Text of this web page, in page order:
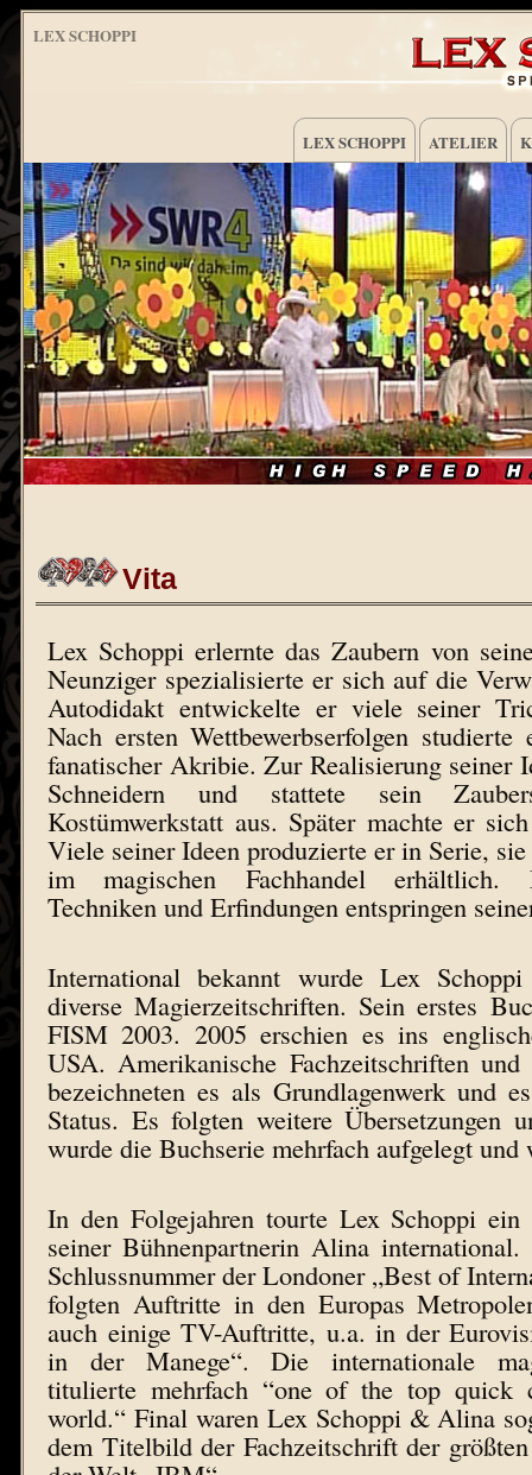
LEX SCHOPPI
LEX SCHOPPI ATELIER
Vita
Lex Schoppi erlernte das Zaubern von
Neunziger spezialisierte er sich auf die
Autodidakt entwickelte er viele seiner
Nach ersten Wettbewerbserfolgen
fanatischer Akribie. Zur Realisierung seiner
Schneidern und stattete sein
Kostümwerkstatt aus. Später machte er
Viele seiner Ideen produzierte er in Serie,
im magischen Fachhandel erhältlich.
Techniken und Erfindungen entspringen
International bekannt wurde Lex
diverse Magierzeitschriften. Sein erstes
FISM 2003. 2005 erschien es ins
USA. Amerikanische Fachzeitschriften
bezeichneten es als Grundlagenwerk und
Status. Es folgten weitere Übersetzungen
wurde die Buchserie mehrfach aufgelegt
In den Folgejahren tourte Lex Schoppi
seiner Bühnenpartnerin Alina
Schlussnummer der Londoner „Best of
folgten Auftritte in den Europas
auch einige TV-Auftritte, u.a. in der
in der Manege“. Die internationale
titulierte mehrfach “one of the top quick
world.“ Final waren Lex Schoppi & Alina
dem Titelbild der Fachzeitschrift der